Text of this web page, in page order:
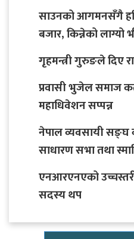
साउनको आगमनसँगै
बजार, किन्नेको लाग्यो
गृहमन्त्री गुरुङले दिए
प्रवासी भुजेल समाज
महाधिवेशन सप्पन्न
नेपाल व्यवसायी सङ्घ
साधारण सभा तथा
एनआरएनएको
सदस्य थप